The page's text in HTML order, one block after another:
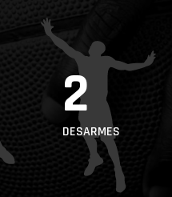
2
DESARMES